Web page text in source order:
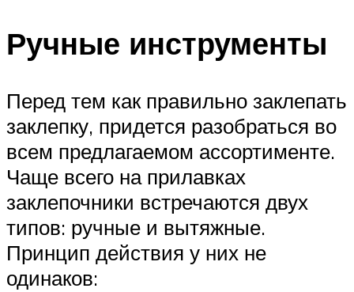
Ручные инструменты
Перед тем как правильно заклепать
заклепку, придется разобраться во
всем предлагаемом ассортименте.
Чаще всего на прилавках
заклепочники встречаются двух
типов: ручные и вытяжные.
Принцип действия у них не
одинаков: